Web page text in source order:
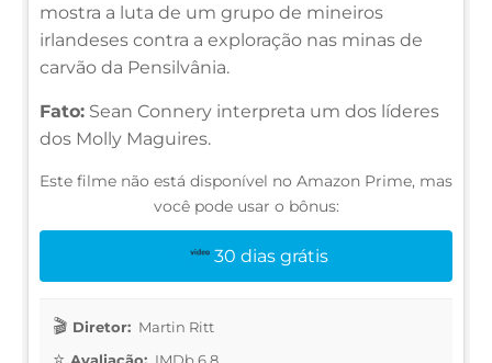
mostra a luta de um grupo de mineiros
irlandeses contra a exploração nas minas de
carvão da Pensilvânia.
Fato: Sean Connery interpreta um dos líderes
dos Molly Maguires.
Este filme não está disponível no Amazon Prime, mas
você pode usar o bônus:
30 dias grátis
Diretor: Martin Ritt
Avaliação: IMDb 6.8